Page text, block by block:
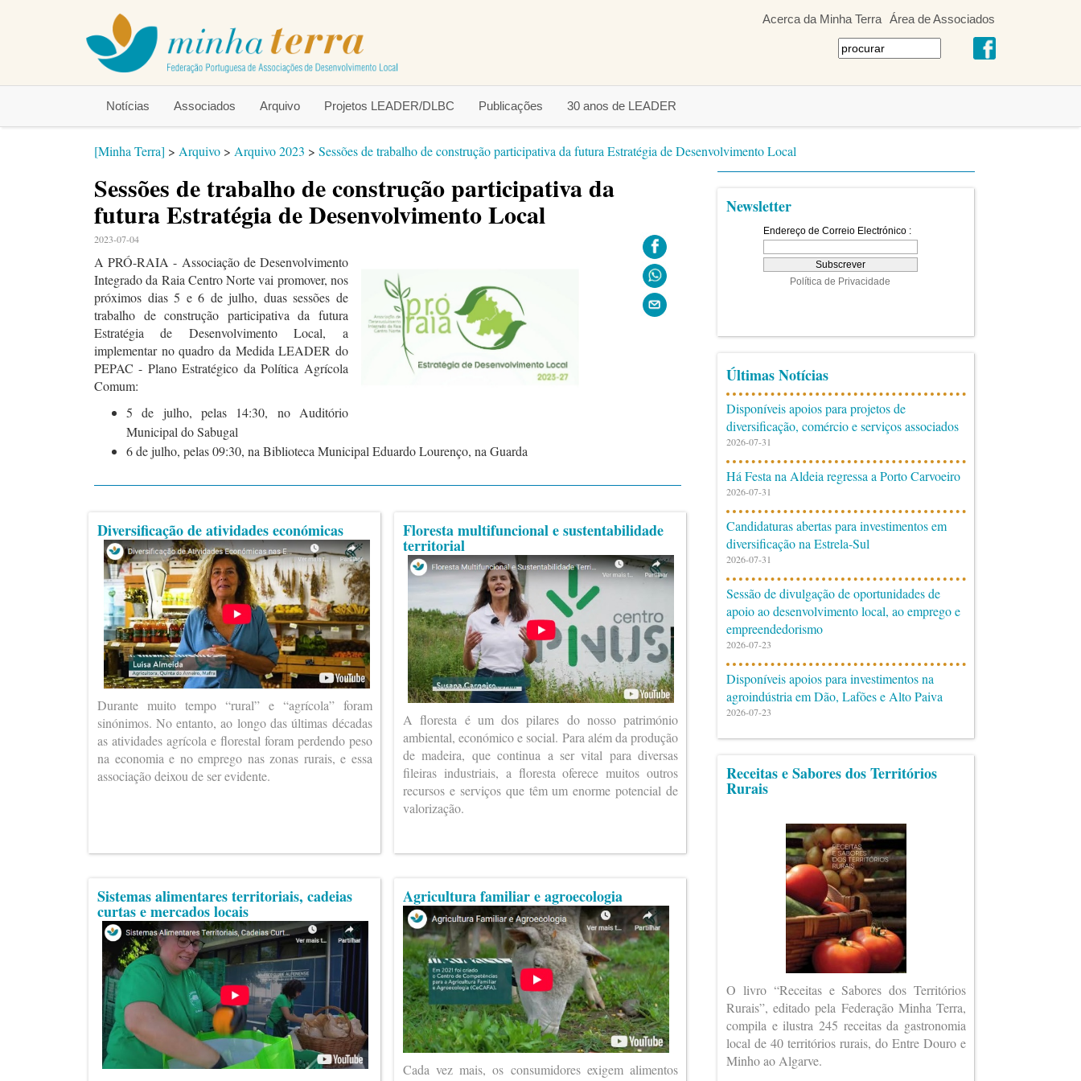
Acerca da Minha Terra Área de Associados
Notícias Associados Arquivo Projetos LEADER/DLBC Publicações 30 anos de LEADER
[Minha Terra] > Arquivo > Arquivo 2023 > Sessões de trabalho de construção participativa da futura Estratégia de Desenvolvimento Local
Sessões de trabalho de construção participativa da
futura Estratégia de Desenvolvimento Local
2023-07-04
A PRÓ-RAIA - Associação de Desenvolvimento
Integrado da Raia Centro Norte vai promover, nos
próximos dias 5 e 6 de julho, duas sessões de
trabalho de construção participativa da futura
Estratégia de Desenvolvimento Local, a
implementar no quadro da Medida LEADER do
PEPAC - Plano Estratégico da Política Agrícola
Comum:
5 de julho, pelas 14:30, no Auditório
Municipal do Sabugal
6 de julho, pelas 09:30, na Biblioteca Municipal Eduardo Lourenço, na Guarda
Diversificação de atividades económicas
Durante muito tempo “rural” e “agrícola” foram
sinónimos. No entanto, ao longo das últimas décadas
as atividades agrícola e florestal foram perdendo peso
na economia e no emprego nas zonas rurais, e essa
associação deixou de ser evidente.
Sistemas alimentares territoriais, cadeias
curtas e mercados locais
Floresta multifuncional e sustentabilidade
territorial
A floresta é um dos pilares do nosso património
ambiental, económico e social. Para além da produção
de madeira, que continua a ser vital para diversas
fileiras industriais, a floresta oferece muitos outros
recursos e serviços que têm um enorme potencial de
valorização.
Agricultura familiar e agroecologia
Cada vez mais, os consumidores exigem alimentos
Newsletter
Últimas Notícias
Disponíveis apoios para projetos de
diversificação, comércio e serviços associados
2026-07-31
Há Festa na Aldeia regressa a Porto Carvoeiro
2026-07-31
Candidaturas abertas para investimentos em
diversificação na Estrela-Sul
2026-07-31
Sessão de divulgação de oportunidades de
apoio ao desenvolvimento local, ao emprego e
empreendedorismo
2026-07-23
Disponíveis apoios para investimentos na
agroindústria em Dão, Lafões e Alto Paiva
2026-07-23
Receitas e Sabores dos Territórios
Rurais
O livro “Receitas e Sabores dos Territórios
Rurais”, editado pela Federação Minha Terra,
compila e ilustra 245 receitas da gastronomia
local de 40 territórios rurais, do Entre Douro e
Minho ao Algarve.